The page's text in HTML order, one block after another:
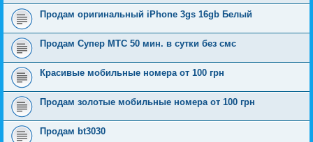
Продам оригинальный iPhone 3gs 16gb Белый
Продам Супер МТС 50 мин. в сутки без смс
Красивые мобильные номера от 100 грн
Продам золотые мобильные номера от 100 грн
Продам bt3030